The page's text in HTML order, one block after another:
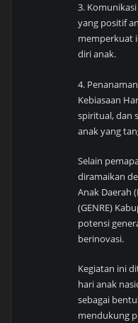
3.
yang positif
memperkuat
diri anak.
4.
Kebiasaan
spiritual, dan
anak yang
Selain
diramaikan
Anak Daerah
(GENRE)
potensi
berinovasi.
Kegiatan ini
hari anak
sebagai
mendukung